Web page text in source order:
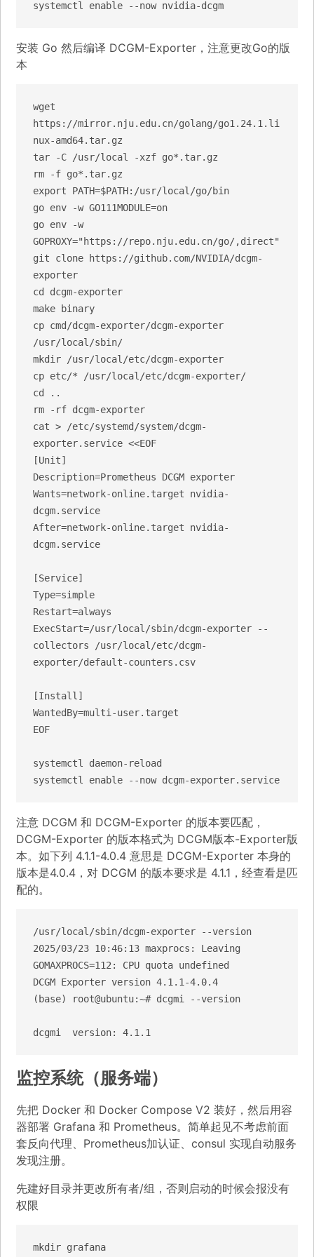
systemctl enable --now nvidia-dcgm
安装 Go 然后编译 DCGM-Exporter，注意更改Go的版
本
wget
https://mirror.nju.edu.cn/golang/go1.24.1.li
nux-amd64.tar.gz
tar -C /usr/local -xzf go*.tar.gz
rm -f go*.tar.gz
export PATH=$PATH:/usr/local/go/bin
go env -w GO111MODULE=on
go env -w
GOPROXY="https://repo.nju.edu.cn/go/,direct"
git clone https://github.com/NVIDIA/dcgm-
exporter
cd dcgm-exporter
make binary
cp cmd/dcgm-exporter/dcgm-exporter
/usr/local/sbin/
mkdir /usr/local/etc/dcgm-exporter
cp etc/* /usr/local/etc/dcgm-exporter/
cd ..
rm -rf dcgm-exporter
cat > /etc/systemd/system/dcgm-
exporter.service <<EOF
[Unit]
Description=Prometheus DCGM exporter
Wants=network-online.target nvidia-
dcgm.service
After=network-online.target nvidia-
dcgm.service
[Service]
Type=simple
Restart=always
ExecStart=/usr/local/sbin/dcgm-exporter --
collectors /usr/local/etc/dcgm-
exporter/default-counters.csv
[Install]
WantedBy=multi-user.target
EOF
systemctl daemon-reload
systemctl enable --now dcgm-exporter.service
注意 DCGM 和 DCGM-Exporter 的版本要匹配，
DCGM-Exporter 的版本格式为 DCGM版本-Exporter版
本。如下列 4.1.1-4.0.4 意思是 DCGM-Exporter 本身的
版本是4.0.4，对 DCGM 的版本要求是 4.1.1，经查看是匹
配的。
/usr/local/sbin/dcgm-exporter --version
2025/03/23 10:46:13 maxprocs: Leaving
GOMAXPROCS=112: CPU quota undefined
DCGM Exporter version 4.1.1-4.0.4
(base) root@ubuntu:~# dcgmi --version
dcgmi  version: 4.1.1
监控系统（服务端）
先把 Docker 和 Docker Compose V2 装好，然后用容
器部署 Grafana 和 Prometheus。简单起见不考虑前面
套反向代理、Prometheus加认证、consul 实现自动服务
发现注册。
先建好目录并更改所有者/组，否则启动的时候会报没有
权限
mkdir grafana